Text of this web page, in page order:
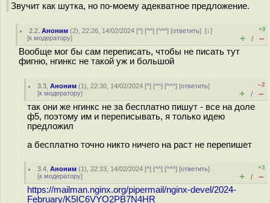
Звучит как шутка, но по-моему адекватное предложение.
2.2 ,Аноним (2), 22:26, 14/02/2024 [^] [^^] [^^^] [ответить][↓]
[к модератору]
+9
+ / –
Вообще мог бы сам переписать, чтобы не писать тут
фигню, нгинкс не такой уж и большой
3.3 ,Аноним (1), 22:30, 14/02/2024 [^] [^^] [^^^] [ответить]
[к модератору]
–2
+ / –
так они же нгинкс не за бесплатно пишут - все на доле
ф5, поэтому им и переписывать, я только идею
предложил
а бесплатно точно никто ничего на раст не перепишет
3.4 ,Аноним (1), 22:33, 14/02/2024 [^] [^^] [^^^] [ответить]
[к модератору]
+3
+ / –
https://mailman.nginx.org/pipermail/nginx-devel/2024-
February/K5IC6VYO2PB7N4HR